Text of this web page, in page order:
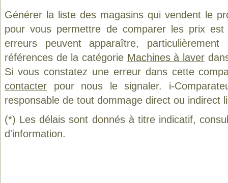
Générer la liste des magasins qui vendent le
pour vous permettre de comparer les prix
erreurs peuvent apparaître,
références de la catégorie Machines à laver
Si vous constatez une erreur dans cette
contacter pour nous le signaler. i-
responsable de tout dommage direct ou indirect
(*) Les délais sont donnés à titre indicatif,
d'information.